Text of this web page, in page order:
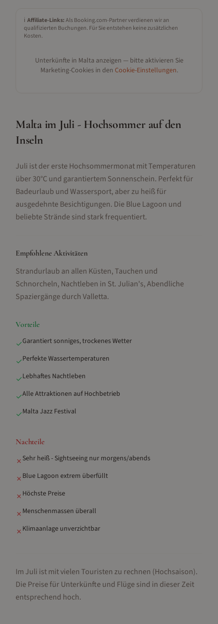
ℹ️ Affiliate-Links:Als Booking.com-Partner verdienen wir an
qualifizierten Buchungen. Für Sie entstehen keine zusätzlichen
Kosten.
Unterkünfte in Malta anzeigen — bitte aktivieren Sie
Marketing-Cookies in den Cookie-Einstellungen.
Malta im Juli - Hochsommer auf den
Inseln
Juli ist der erste Hochsommermonat mit Temperaturen
über 30°C und garantiertem Sonnenschein. Perfekt für
Badeurlaub und Wassersport, aber zu heiß für
ausgedehnte Besichtigungen. Die Blue Lagoon und
beliebte Strände sind stark frequentiert.
Empfohlene Aktivitäten
Strandurlaub an allen Küsten, Tauchen und
Schnorcheln, Nachtleben in St. Julian's, Abendliche
Spaziergänge durch Valletta.
Vorteile
✓Garantiert sonniges, trockenes Wetter
✓Perfekte Wassertemperaturen
✓Lebhaftes Nachtleben
✓Alle Attraktionen auf Hochbetrieb
✓Malta Jazz Festival
Nachteile
✗ Sehr heiß - Sightseeing nur morgens/abends
✗ Blue Lagoon extrem überfüllt
✗ Höchste Preise
✗ Menschenmassen überall
✗ Klimaanlage unverzichtbar
Im Juli ist mit vielen Touristen zu rechnen (Hochsaison).
Die Preise für Unterkünfte und Flüge sind in dieser Zeit
entsprechend hoch.